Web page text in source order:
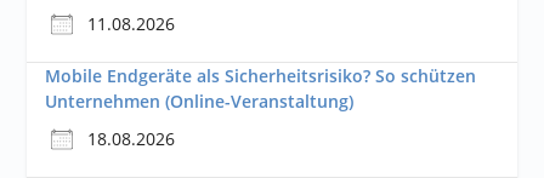
11.08.2026
Mobile Endgeräte als Sicherheitsrisiko? So schützen
Unternehmen (Online-Veranstaltung)
18.08.2026